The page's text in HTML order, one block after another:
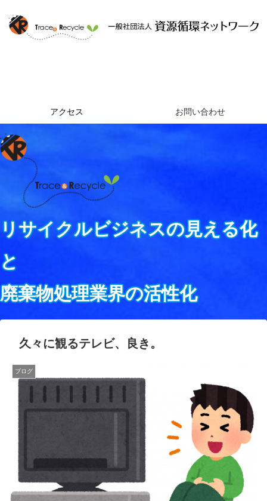
アクセス お問い合わせ
リサイクルビジネスの見える化
と
廃棄物処理業界の活性化
久々に観るテレビ、良き。
ブログ